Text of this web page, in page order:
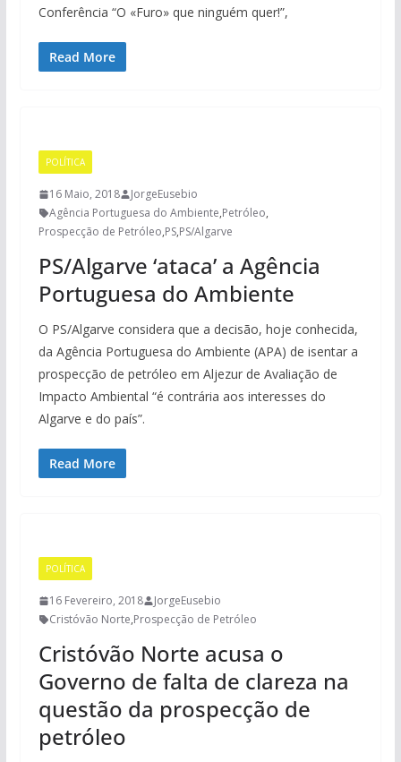
Conferência “O «Furo» que ninguém quer!”,
Read More
POLÍTICA
16 Maio, 2018
JorgeEusebio
Agência Portuguesa do Ambiente,Petróleo,
Prospecção de Petróleo,PS,PS/Algarve
PS/Algarve ‘ataca’ a Agência
Portuguesa do Ambiente
O PS/Algarve considera que a decisão, hoje conhecida,
da Agência Portuguesa do Ambiente (APA) de isentar a
prospecção de petróleo em Aljezur de Avaliação de
Impacto Ambiental “é contrária aos interesses do
Algarve e do país”.
Read More
POLÍTICA
16 Fevereiro, 2018
JorgeEusebio
Cristóvão Norte,Prospecção de Petróleo
Cristóvão Norte acusa o
Governo de falta de clareza na
questão da prospecção de
petróleo